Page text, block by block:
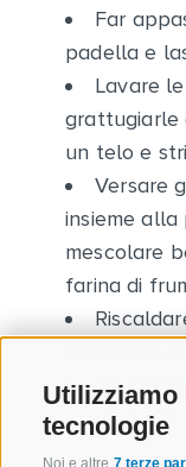
Utilizziamo
tecnologie
Far
padella e
Lavare
grattugiarle
un telo e
Versare
insieme
mescolare
farina di
piccole
e croccanti.